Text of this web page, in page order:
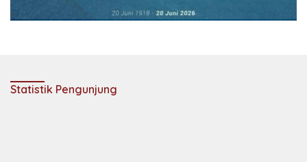
Statistik Pengunjung